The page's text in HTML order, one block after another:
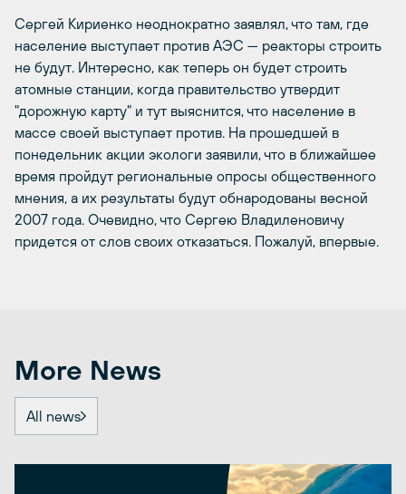
Сергей Кириенко неоднократно заявлял, что там, где
население выступает против АЭС — реакторы строить
не будут. Интересно, как теперь он будет строить
атомные станции, когда правительство утвердит
"дорожную карту" и тут выяснится, что население в
массе своей выступает против. На прошедшей в
понедельник акции экологи заявили, что в ближайшее
время пройдут региональные опросы общественного
мнения, а их результаты будут обнародованы весной
2007 года. Очевидно, что Сергею Владиленовичу
придется от слов своих отказаться. Пожалуй, впервые.
More News
All news